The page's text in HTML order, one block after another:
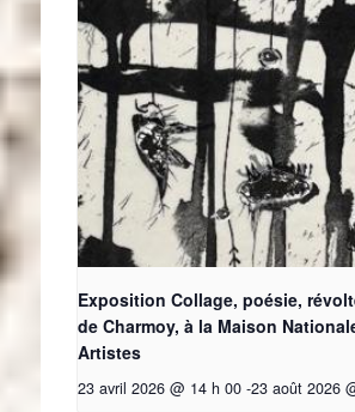
Exposition Collage, poésie,
de Charmoy, à la Maison
Artistes
23 avril 2026 @ 14 h 00 -23 août 2026